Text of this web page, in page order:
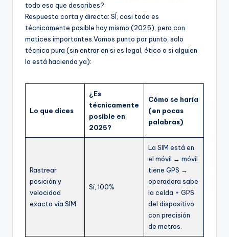
todo eso que describes?
Respuesta corta y directa: SÍ, casi todo es
técnicamente posible hoy mismo (2025), pero con
matices importantes.Vamos punto por punto, solo
técnica pura (sin entrar en si es legal, ético o si alguien
lo está haciendo ya):
Lo que dices
¿Es
técnicamente
posible en
2025?
Cómo se haría
(en pocas
palabras)
Rastrear
posición y
velocidad
exacta vía SIM
Sí, 100%
La SIM está en
el móvil → móvil
tiene GPS →
operadora sabe
la celda + GPS
del dispositivo
con precisión
de metros.